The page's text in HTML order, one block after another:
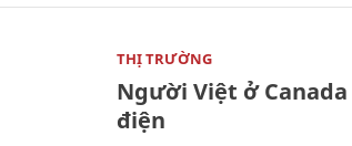
THỊ TRƯỜNG
Người Việt ở
điện